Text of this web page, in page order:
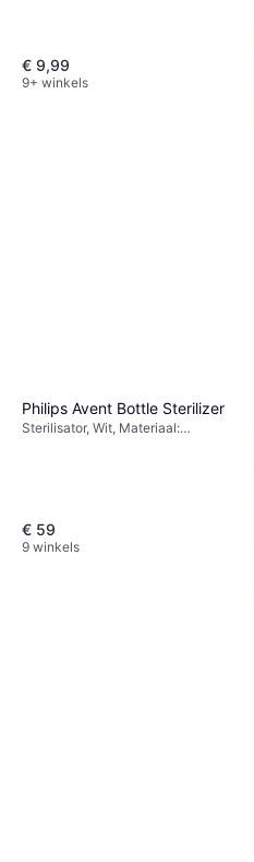
€ 9,99
9+ winkels
Philips Avent Bottle Sterilizer
Sterilisator, Wit, Materiaal:
€ 59
9 winkels